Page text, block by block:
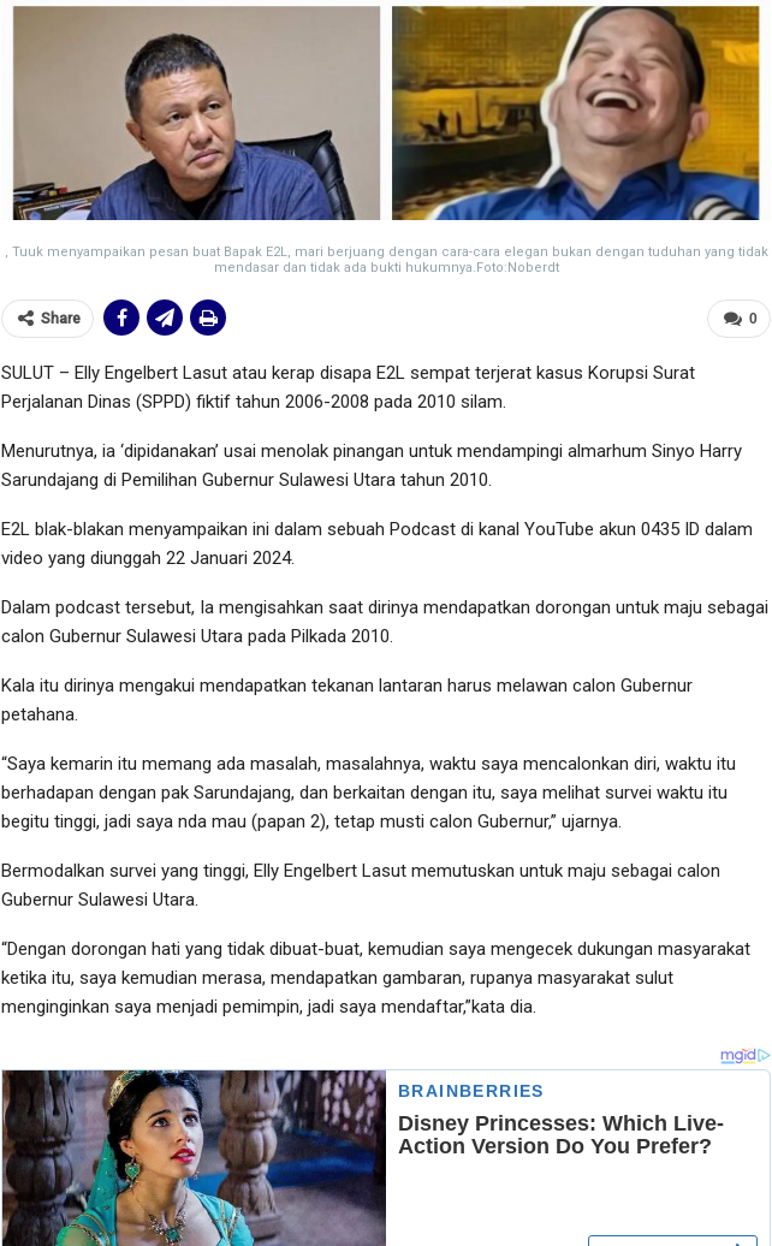
, Tuuk menyampaikan pesan buat Bapak E2L, mari berjuang dengan cara-cara elegan bukan dengan tuduhan yang tidak
mendasar dan tidak ada bukti hukumnya.Foto:Noberdt
0
Share
SULUT – Elly Engelbert Lasut atau kerap disapa E2L sempat terjerat kasus Korupsi Surat
Perjalanan Dinas (SPPD) fiktif tahun 2006-2008 pada 2010 silam.
Menurutnya, ia ‘dipidanakan’ usai menolak pinangan untuk mendampingi almarhum Sinyo Harry
Sarundajang di Pemilihan Gubernur Sulawesi Utara tahun 2010.
E2L blak-blakan menyampaikan ini dalam sebuah Podcast di kanal YouTube akun 0435 ID dalam
video yang diunggah 22 Januari 2024.
Dalam podcast tersebut, Ia mengisahkan saat dirinya mendapatkan dorongan untuk maju sebagai
calon Gubernur Sulawesi Utara pada Pilkada 2010.
Kala itu dirinya mengakui mendapatkan tekanan lantaran harus melawan calon Gubernur
petahana.
“Saya kemarin itu memang ada masalah, masalahnya, waktu saya mencalonkan diri, waktu itu
berhadapan dengan pak Sarundajang, dan berkaitan dengan itu, saya melihat survei waktu itu
begitu tinggi, jadi saya nda mau (papan 2), tetap musti calon Gubernur,” ujarnya.
Bermodalkan survei yang tinggi, Elly Engelbert Lasut memutuskan untuk maju sebagai calon
Gubernur Sulawesi Utara.
“Dengan dorongan hati yang tidak dibuat-buat, kemudian saya mengecek dukungan masyarakat
ketika itu, saya kemudian merasa, mendapatkan gambaran, rupanya masyarakat sulut
menginginkan saya menjadi pemimpin, jadi saya mendaftar,”kata dia.